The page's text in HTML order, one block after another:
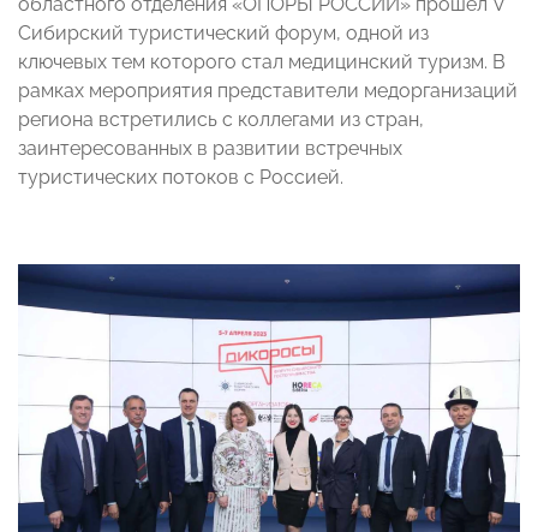
Сибирский туристический форум, одной из
ключевых тем которого стал медицинский туризм. В
рамках мероприятия представители медорганизаций
региона встретились с коллегами из стран,
заинтересованных в развитии встречных
туристических потоков с Россией.